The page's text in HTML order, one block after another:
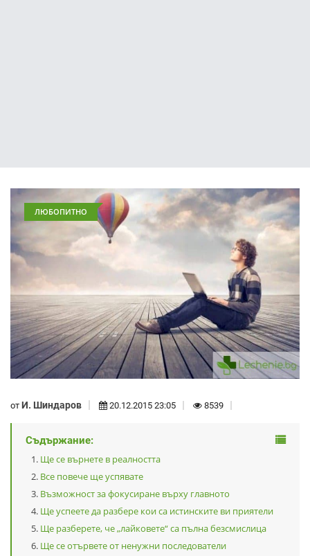
ЛЮБОПИТНО
от И. Шиндаров 20.12.2015 23:05 8539
Съдържание:
Ще се върнете в реалността
Все повече ще успявате
Възможност за фокусиране върху главното
Ще успеете да разбере кои са истинските ви приятели
Ще разберете, че „лайковете“ са пълна безсмислица
Ще се отървете от ненужни последователи